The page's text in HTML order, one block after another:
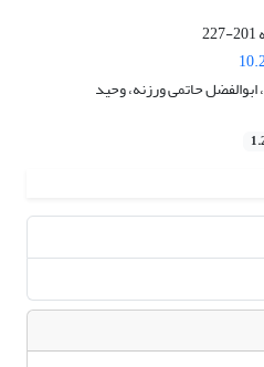
201-227
حاتمی ورزنه، وحید